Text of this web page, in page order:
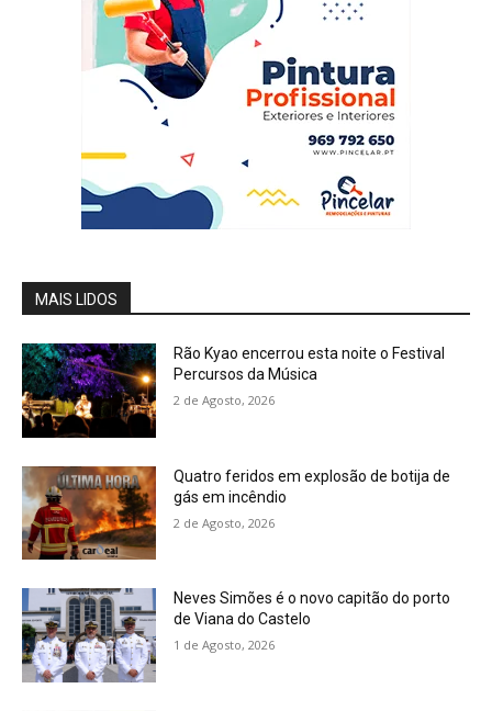
MAIS LIDOS
Rão Kyao encerrou esta noite o Festival
Percursos da Música
2 de Agosto, 2026
Quatro feridos em explosão de botija de
gás em incêndio
2 de Agosto, 2026
Neves Simões é o novo capitão do porto
de Viana do Castelo
1 de Agosto, 2026